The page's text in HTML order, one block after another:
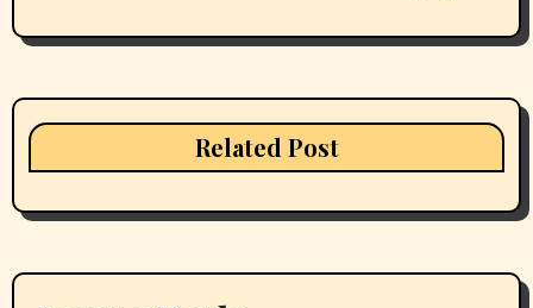
Related Post